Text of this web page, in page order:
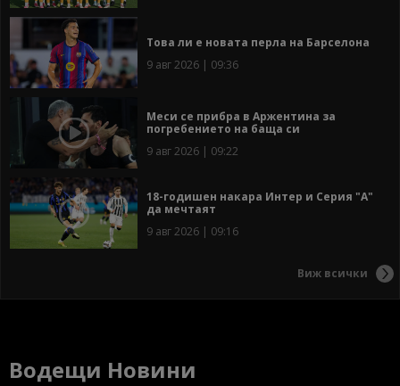
Това ли е новата перла на Барселона
9 авг 2026 | 09:36
Меси се прибра в Аржентина за
погребението на баща си
9 авг 2026 | 09:22
18-годишен накара Интер и Серия "А"
да мечтаят
9 авг 2026 | 09:16
Виж всички
Водещи Новини